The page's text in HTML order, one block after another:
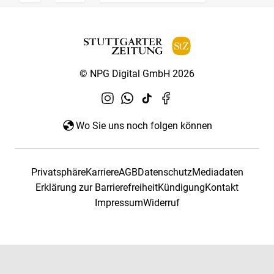
© NPG Digital GmbH 2026
Wo Sie uns noch folgen können
PrivatsphäreKarriereAGBDatenschutzMediadaten
Erklärung zur BarrierefreiheitKündigungKontakt
ImpressumWiderruf